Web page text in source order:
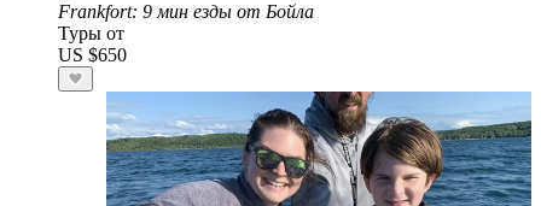
Frankfort: 9 мин езды от Бойла
Туры от
US $650